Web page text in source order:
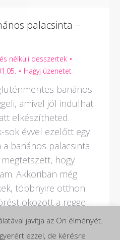
palacsinta –
nélküli desszertek
Hagyj üzenetet
banános
amivel jól indulhat
elkészítheted.
sok évvel ezelőtt egy
banános palacsinta
hogy
Akkoriban még
többnyire otthon
okozott a reggeli
javítja az Ön élményét.
ezzel, de kérésre